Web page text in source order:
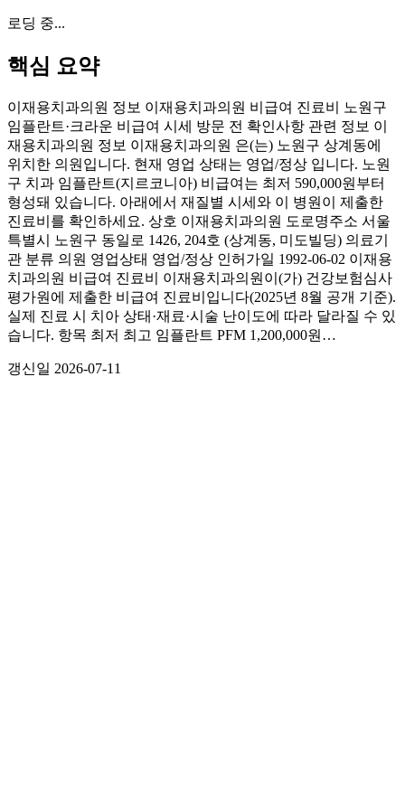
로딩 중...
핵심 요약
이재용치과의원 정보 이재용치과의원 비급여 진료비 노원구
임플란트·크라운 비급여 시세 방문 전 확인사항 관련 정보 이
재용치과의원 정보 이재용치과의원 은(는) 노원구 상계동에
위치한 의원입니다. 현재 영업 상태는 영업/정상 입니다. 노원
구 치과 임플란트(지르코니아) 비급여는 최저 590,000원부터
형성돼 있습니다. 아래에서 재질별 시세와 이 병원이 제출한
진료비를 확인하세요. 상호 이재용치과의원 도로명주소 서울
특별시 노원구 동일로 1426, 204호 (상계동, 미도빌딩) 의료기
관 분류 의원 영업상태 영업/정상 인허가일 1992-06-02 이재용
치과의원 비급여 진료비 이재용치과의원이(가) 건강보험심사
평가원에 제출한 비급여 진료비입니다(2025년 8월 공개 기준).
실제 진료 시 치아 상태·재료·시술 난이도에 따라 달라질 수 있
습니다. 항목 최저 최고 임플란트 PFM 1,200,000원…
갱신일 2026-07-11